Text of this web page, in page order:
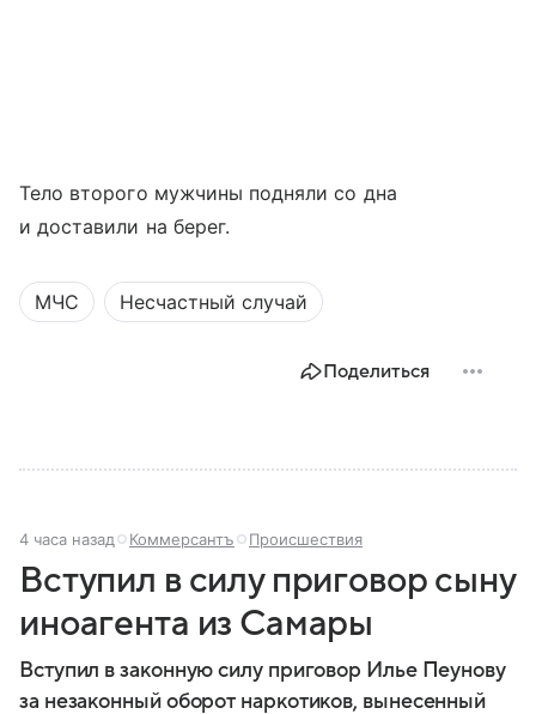
Тело второго мужчины подняли со дна
и доставили на берег.
МЧС Несчастный случай
Поделиться
4 часа назад Коммерсантъ Происшествия
Вступил в силу приговор сыну
иноагента из Самары
Вступил в законную силу приговор Илье Пеунову
за незаконный оборот наркотиков, вынесенный